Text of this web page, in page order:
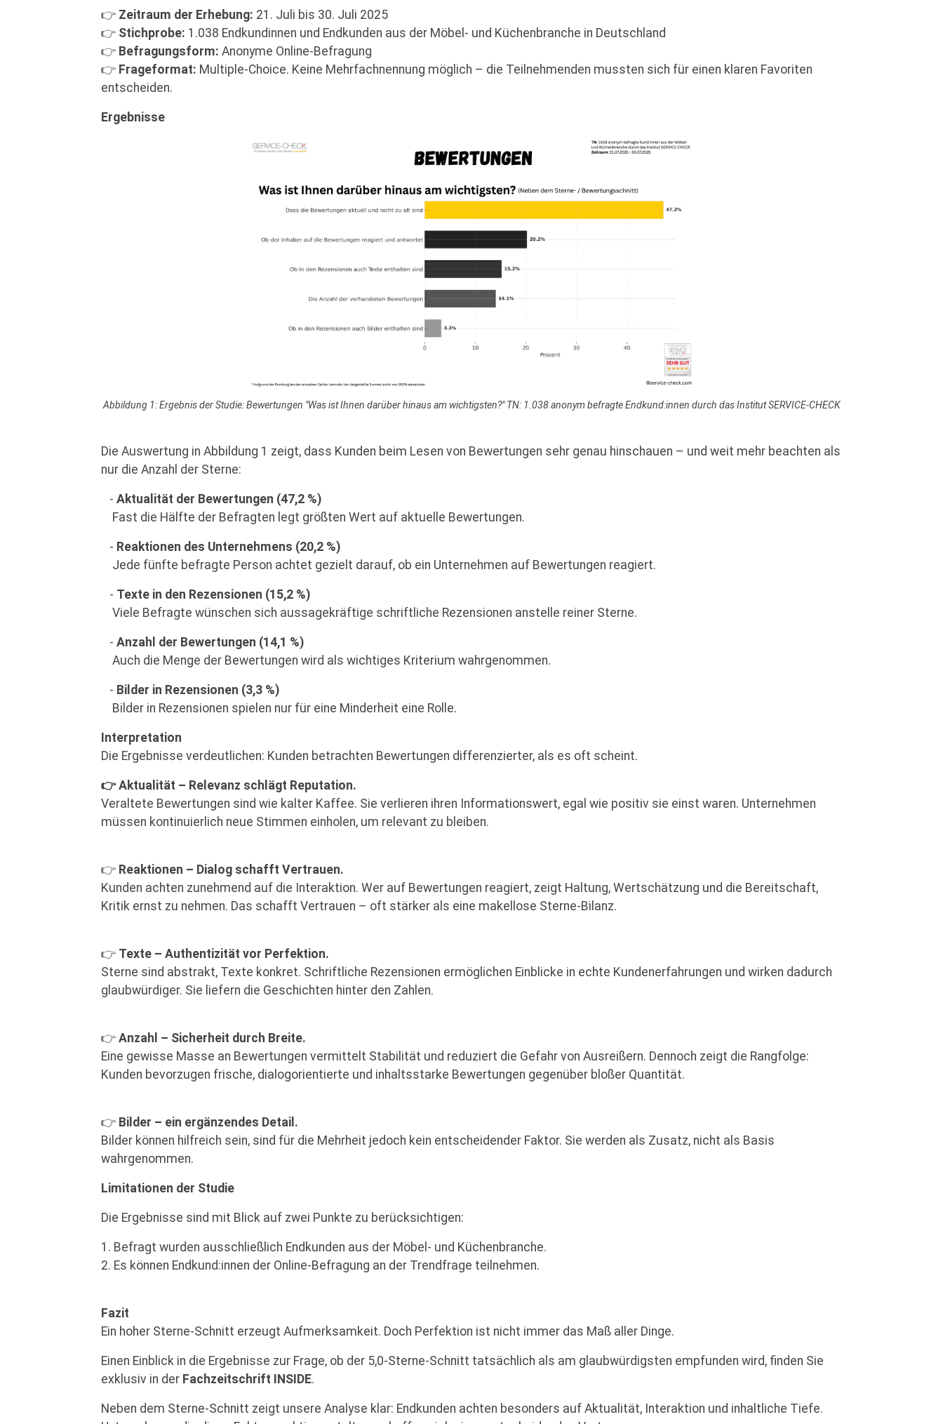
👉 Zeitraum der Erhebung: 21. Juli bis 30. Juli 2025
👉 Stichprobe: 1.038 Endkundinnen und Endkunden aus der Möbel- und Küchenbranche in Deutschland
👉 Befragungsform: Anonyme Online-Befragung
👉 Frageformat: Multiple-Choice. Keine Mehrfachnennung möglich – die Teilnehmenden mussten sich für einen klaren Favoriten
entscheiden.
Ergebnisse
Abbildung 1: Ergebnis der Studie: Bewertungen "Was ist Ihnen darüber hinaus am wichtigsten?" TN: 1.038 anonym befragte Endkund:innen durch das Institut SERVICE-CHECK
Die Auswertung in Abbildung 1 zeigt, dass Kunden beim Lesen von Bewertungen sehr genau hinschauen – und weit mehr beachten als
nur die Anzahl der Sterne:
- Aktualität der Bewertungen (47,2 %)
Fast die Hälfte der Befragten legt größten Wert auf aktuelle Bewertungen.
- Reaktionen des Unternehmens (20,2 %)
Jede fünfte befragte Person achtet gezielt darauf, ob ein Unternehmen auf Bewertungen reagiert.
- Texte in den Rezensionen (15,2 %)
Viele Befragte wünschen sich aussagekräftige schriftliche Rezensionen anstelle reiner Sterne.
- Anzahl der Bewertungen (14,1 %)
Auch die Menge der Bewertungen wird als wichtiges Kriterium wahrgenommen.
- Bilder in Rezensionen (3,3 %)
Bilder in Rezensionen spielen nur für eine Minderheit eine Rolle.
Interpretation
Die Ergebnisse verdeutlichen: Kunden betrachten Bewertungen differenzierter, als es oft scheint.
👉 Aktualität – Relevanz schlägt Reputation.
Veraltete Bewertungen sind wie kalter Kaffee. Sie verlieren ihren Informationswert, egal wie positiv sie einst waren. Unternehmen
müssen kontinuierlich neue Stimmen einholen, um relevant zu bleiben.
👉 Reaktionen – Dialog schafft Vertrauen.
Kunden achten zunehmend auf die Interaktion. Wer auf Bewertungen reagiert, zeigt Haltung, Wertschätzung und die Bereitschaft,
Kritik ernst zu nehmen. Das schafft Vertrauen – oft stärker als eine makellose Sterne-Bilanz.
👉 Texte – Authentizität vor Perfektion.
Sterne sind abstrakt, Texte konkret. Schriftliche Rezensionen ermöglichen Einblicke in echte Kundenerfahrungen und wirken dadurch
glaubwürdiger. Sie liefern die Geschichten hinter den Zahlen.
👉 Anzahl – Sicherheit durch Breite.
Eine gewisse Masse an Bewertungen vermittelt Stabilität und reduziert die Gefahr von Ausreißern. Dennoch zeigt die Rangfolge:
Kunden bevorzugen frische, dialogorientierte und inhaltsstarke Bewertungen gegenüber bloßer Quantität.
👉 Bilder – ein ergänzendes Detail.
Bilder können hilfreich sein, sind für die Mehrheit jedoch kein entscheidender Faktor. Sie werden als Zusatz, nicht als Basis
wahrgenommen.
Limitationen der Studie
Die Ergebnisse sind mit Blick auf zwei Punkte zu berücksichtigen:
1. Befragt wurden ausschließlich Endkunden aus der Möbel- und Küchenbranche.
2. Es können Endkund:innen der Online-Befragung an der Trendfrage teilnehmen.
Fazit
Ein hoher Sterne-Schnitt erzeugt Aufmerksamkeit. Doch Perfektion ist nicht immer das Maß aller Dinge.
Einen Einblick in die Ergebnisse zur Frage, ob der 5,0-Sterne-Schnitt tatsächlich als am glaubwürdigsten empfunden wird, finden Sie
exklusiv in der Fachzeitschrift INSIDE.
Neben dem Sterne-Schnitt zeigt unsere Analyse klar: Endkunden achten besonders auf Aktualität, Interaktion und inhaltliche Tiefe.